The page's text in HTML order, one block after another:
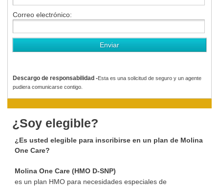
Correo electrónico:
Descargo de responsabilidad -Esta es una solicitud de seguro y un agente
pudiera comunicarse contigo.
¿Soy elegible?
¿Es usted elegible para inscribirse en un plan de Molina
One Care?
Molina One Care (HMO D-SNP)
es un plan HMO para necesidades especiales de